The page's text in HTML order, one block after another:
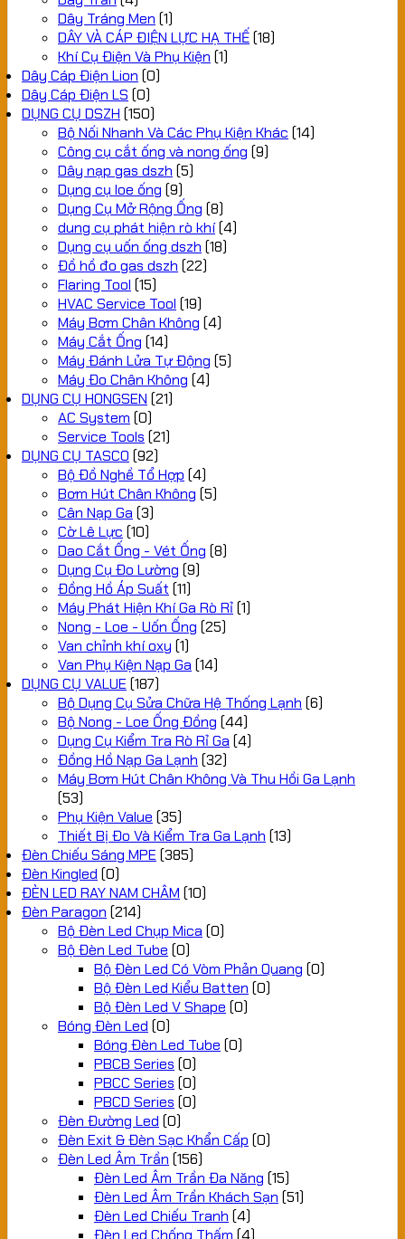
Dây Tráng Men (1)
DÂY VÀ CÁP ĐIỆN LỰC HẠ THẾ(18)
Khí Cụ Điện Và Phụ Kiện (1)
Dây Cáp Điện Lion (0)
Dây Cáp Điện LS (0)
DỤNG CỤ DSZH (150)
Bộ Nối Nhanh Và Các Phụ Kiện Khác (14)
Công cụ cắt ống và nong ống (9)
Dây nạp gas dszh (5)
Dụng cụ loe ống (9)
Dụng Cụ Mở Rộng Ống (8)
dung cụ phát hiện rò khí(4)
Dụng cụ uốn ống dszh (18)
Đồ hồ đo gas dszh (22)
Flaring Tool (15)
HVAC Service Tool (19)
Máy Bơm Chân Không (4)
Máy Cắt Ống (14)
Máy Đánh Lửa Tự Động (5)
Máy Đo Chân Không (4)
DỤNG CỤ HONGSEN (21)
AC System (0)
Service Tools (21)
DỤNG CỤ TASCO (92)
Bộ Đồ Nghề Tổ Hợp (4)
Bơm Hút Chân Không (5)
Cân Nạp Ga (3)
Cờ Lê Lực (10)
Dao Cắt Ống - Vét Ống (8)
Dụng Cụ Đo Lường (9)
Đồng Hồ Áp Suất (11)
Máy Phát Hiện Khí Ga Rò Rỉ(1)
Nong - Loe - Uốn Ống (25)
Van chỉnh khí oxy (1)
Van Phụ Kiện Nạp Ga (14)
DỤNG CỤ VALUE (187)
Bộ Dụng Cụ Sửa Chữa Hệ Thống Lạnh (6)
Bộ Nong - Loe Ống Đồng (44)
Dụng Cụ Kiểm Tra Rò Rỉ Ga (4)
Đồng Hồ Nạp Ga Lạnh (32)
Máy Bơm Hút Chân Không Và Thu Hồi Ga Lạnh
(53)
Phụ Kiện Value (35)
Thiết Bị Đo Và Kiểm Tra Ga Lạnh (13)
Đèn Chiếu Sáng MPE (385)
Đèn Kingled (0)
ĐÈN LED RAY NAM CHÂM (10)
Đèn Paragon (214)
Bộ Đèn Led Chụp Mica (0)
Bộ Đèn Led Tube (0)
Bộ Đèn Led Có Vòm Phản Quang (0)
Bộ Đèn Led Kiểu Batten (0)
Bộ Đèn Led V Shape (0)
Bóng Đèn Led (0)
Bóng Đèn Led Tube (0)
PBCB Series (0)
PBCC Series (0)
PBCD Series (0)
Đèn Đường Led (0)
Đèn Exit & Đèn Sạc Khẩn Cấp (0)
Đèn Led Âm Trần (156)
Đèn Led Âm Trần Đa Năng (15)
Đèn Led Âm Trần Khách Sạn (51)
Đèn Led Chiếu Tranh (4)
Đèn Led Chống Thấm (4)